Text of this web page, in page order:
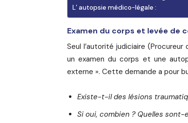
L’ autopsie médico-légale :
Examen du corps et levée de
Seul l’autorité judiciaire
un examen du corps et une
externe ». Cette demande a pour
Existe-t-il des lésions
Si oui, combien ? Quelles sont-